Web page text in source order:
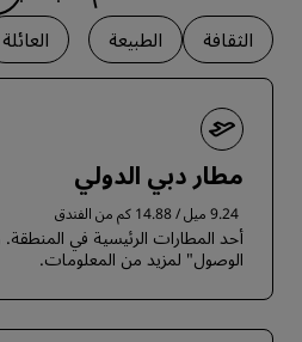
الثقافة الطبيعة العائلة
مطار دبي الدولي
9.24 ميل / 14.88 كم من الفندق
أحد المطارات الرئيسية في
الوصول" لمزيد من المعلومات.